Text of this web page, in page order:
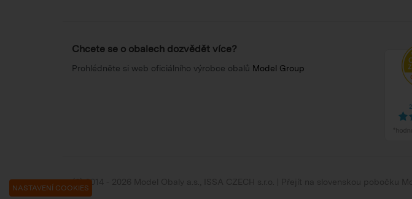
NASTAVENÍ COOKIES
Chcete se o obalech dozvědět více?
Prohlédněte si web oficiálního výrobce obalů Model Group
(C) 2014 - 2026 Model Obaly a.s.,